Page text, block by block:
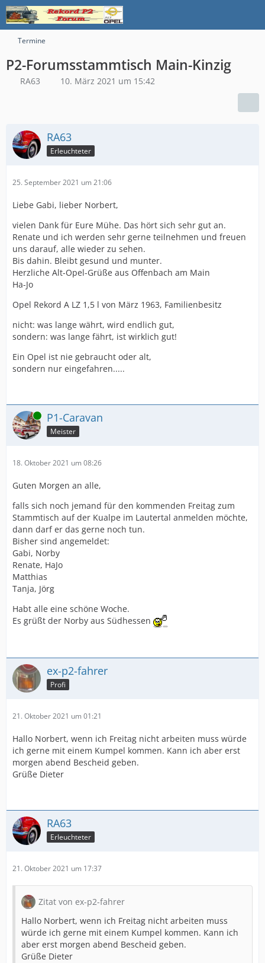
Termine
P2-Forumsstammtisch Main-Kinzig
RA63 10. März 2021 um 15:42
RA63
Erleuchteter
25. September 2021 um 21:06
Liebe Gabi, lieber Norbert,
vielen Dank für Eure Mühe. Das hört sich sehr gut an.
Renate und ich werden sehr gerne teilnehmen und freuen
uns darauf, alle wieder zu sehen.
Bis dahin. Bleibt gesund und munter.
Herzliche Alt-Opel-Grüße aus Offenbach am Main
Ha-Jo
Opel Rekord A LZ 1,5 l von März 1963, Familienbesitz
nicht: was lange währt, wird endlich gut,
sondern: was lange fährt, ist wirklich gut!
Ein Opel ist nie gebraucht oder alt,
sondern nur eingefahren.....
Online P1-Caravan
Meister
18. Oktober 2021 um 08:26
Guten Morgen an alle,
falls sich noch jemand für den kommenden Freitag zum
Stammtisch auf der Kualpe im Lautertal anmelden möchte,
dann darf er das gerne noch tun.
Bisher sind angemeldet:
Gabi, Norby
Renate, HaJo
Matthias
Tanja, Jörg
Habt alle eine schöne Woche.
Es grüßt der Norby aus Südhessen
ex-p2-fahrer
Profi
21. Oktober 2021 um 01:21
Hallo Norbert, wenn ich Freitag nicht arbeiten muss würde
ich gerne mit einem Kumpel kommen. Kann ich aber erst
morgen abend Bescheid geben.
Grüße Dieter
RA63
Erleuchteter
21. Oktober 2021 um 17:37
Zitat von ex-p2-fahrer
Hallo Norbert, wenn ich Freitag nicht arbeiten muss
würde ich gerne mit einem Kumpel kommen. Kann ich
aber erst morgen abend Bescheid geben.
Grüße Dieter